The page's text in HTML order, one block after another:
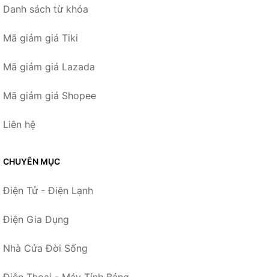
Danh sách từ khóa
Mã giảm giá Tiki
Mã giảm giá Lazada
Mã giảm giá Shopee
Liên hệ
CHUYÊN MỤC
Điện Tử - Điện Lạnh
Điện Gia Dụng
Nhà Cửa Đời Sống